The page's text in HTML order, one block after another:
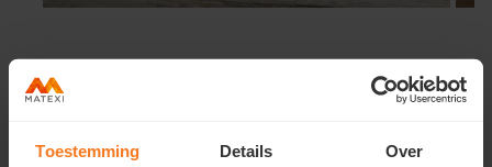
Toestemming Details Over